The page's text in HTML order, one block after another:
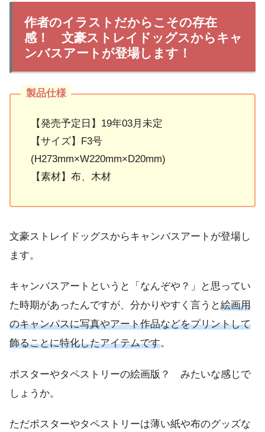
作者のイラストだからこその存在
感！ 文豪ストレイドッグスからキャ
ンバスアートが登場します！
【発売予定日】19年03月未定
【サイズ】F3号
(H273mm×W220mm×D20mm)
【素材】布、木材
文豪ストレイドッグスからキャンバスアートが登場し
ます。
キャンバスアートというと「なんぞや？」と思ってい
た時期があったんですが、分かりやすく言うと絵画用
のキャンパスに写真やアート作品などをプリントして
飾ることに特化したアイテムです。
ポスターやタペストリーの絵画版？ みたいな感じで
しょうか。
ただポスターやタペストリーは薄い紙や布のグッズな